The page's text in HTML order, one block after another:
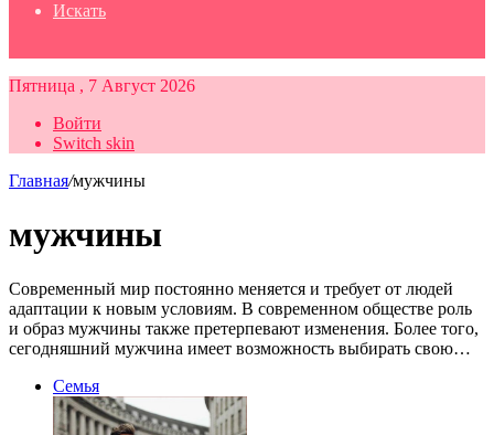
Искать
Пятница , 7 Август 2026
Войти
Switch skin
Главная/мужчины
мужчины
Современный мир постоянно меняется и требует от людей
адаптации к новым условиям. В современном обществе роль
и образ мужчины также претерпевают изменения. Более того,
сегодняшний мужчина имеет возможность выбирать свою…
Семья